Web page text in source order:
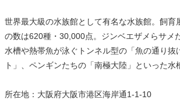
世界最大級の水族館として有名な水族館。飼育
の数は620種・30,000点。ジンベエザメらサメ
水槽や熱帯魚が泳ぐトンネル型の「魚の通り抜
ト」、ペンギンたちの「南極大陸」といった水
所在地：大阪府大阪市港区海岸通1-1-10